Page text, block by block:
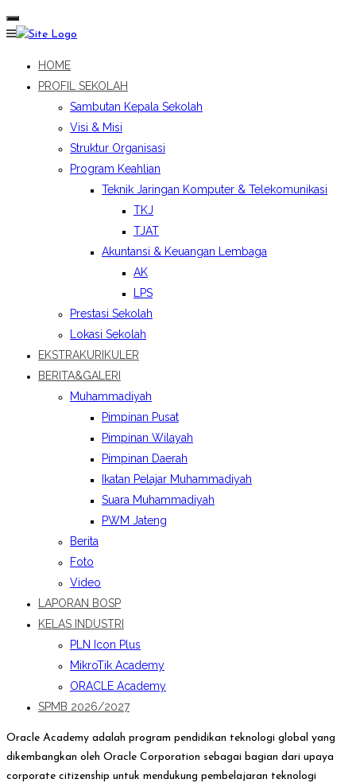
HOME
PROFIL SEKOLAH
Sambutan Kepala Sekolah
Visi & Misi
Struktur Organisasi
Program Keahlian
Teknik Jaringan Komputer & Telekomunikasi
TKJ
TJAT
Akuntansi & Keuangan Lembaga
AK
LPS
Prestasi Sekolah
Lokasi Sekolah
EKSTRAKURIKULER
BERITA&GALERI
Muhammadiyah
Pimpinan Pusat
Pimpinan Wilayah
Pimpinan Daerah
Ikatan Pelajar Muhammadiyah
Suara Muhammadiyah
PWM Jateng
Berita
Foto
Video
LAPORAN BOSP
KELAS INDUSTRI
PLN Icon Plus
MikroTik Academy
ORACLE Academy
SPMB 2026/2027
Oracle Academy adalah program pendidikan teknologi global yang
dikembangkan oleh Oracle Corporation sebagai bagian dari upaya
corporate citizenship untuk mendukung pembelajaran teknologi